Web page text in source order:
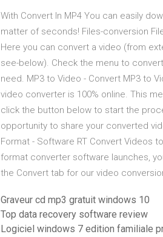
With Convert In MP4 You can easily
matter of seconds! Files-conversion
Here you can convert a video (from
see-below). Check the menu to
need. MP3 to Video - Convert MP3 to
video converter is 100% online. This
click the button below to start the
opportunity to share your converted
Format - Software RT Convert Videos
format converter software launches,
the Convert tab for our video
Graveur cd mp3 gratuit windows 10
Top data recovery software review
Logiciel windows 7 edition familiale